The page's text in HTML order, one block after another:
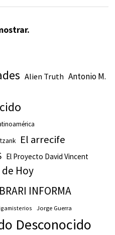
Alien Truth Antonio M.
El arrecife
El Proyecto David Vincent
Hoy
INFORMA
Jorge Guerra
Desconocido